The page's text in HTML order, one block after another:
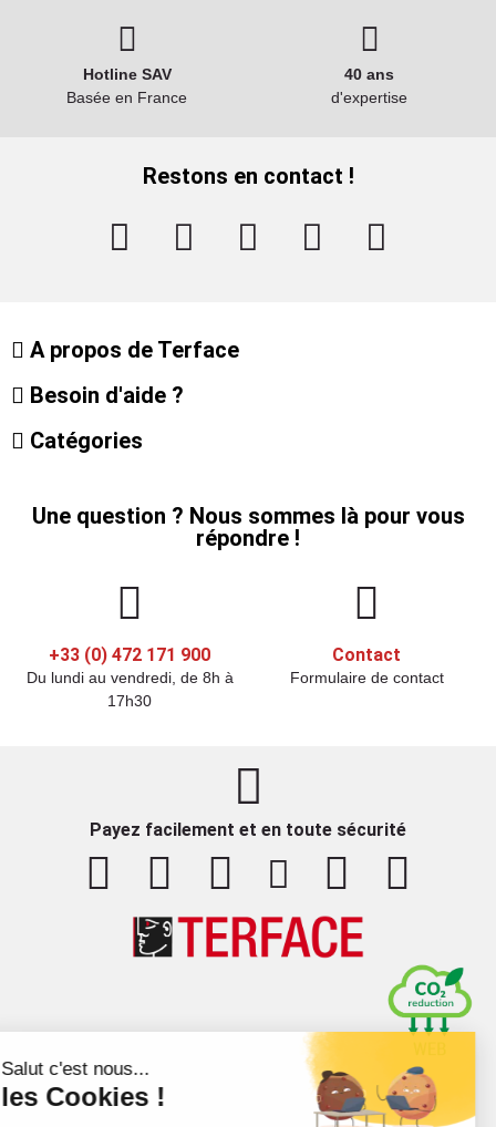
Hotline SAV
Basée en France
40 ans
d'expertise
Restons en contact !
A propos de Terface
Besoin d'aide ?
Catégories
Une question ? Nous sommes là pour vous
répondre !
+33 (0) 472 171 900
Du lundi au vendredi, de 8h à
17h30
Contact
Formulaire de contact
Payez facilement et en toute sécurité